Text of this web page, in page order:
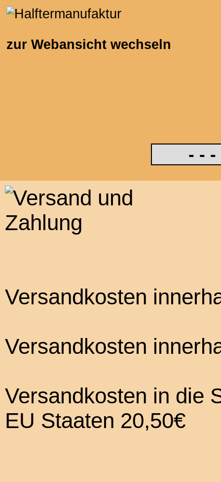
zur Webansicht wechseln
Versandkosten
Versandkosten
Versandkosten in die
EU Staaten 20,50€